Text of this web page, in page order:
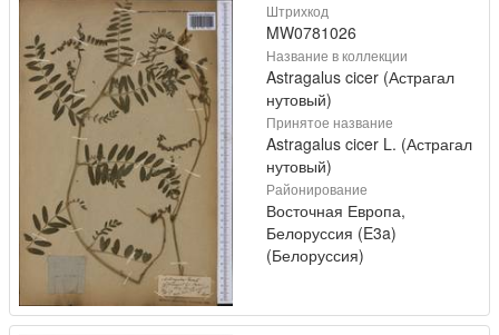
Штрихкод
MW0781026
Название в коллекции
Astragalus cicer (Астрагал
нутовый)
Принятое название
Astragalus cicer L. (Астрагал
нутовый)
Районирование
Восточная Европа,
Белоруссия (E3a)
(Белоруссия)